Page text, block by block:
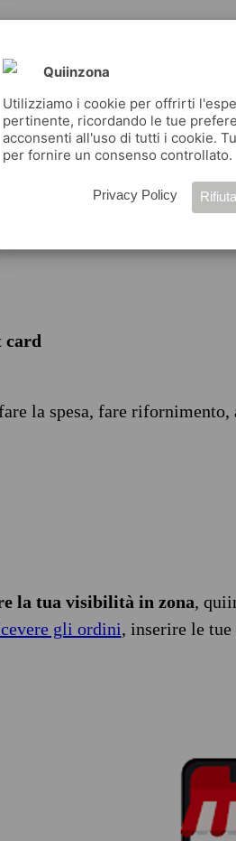
card
la spesa, fare
la tua visibilità in zona,
gli ordini, inserire le
Quiinzona
Utilizziamo i cookie per offrirti
pertinente, ricordando le tue
acconsenti all'uso di tutti i cookie.
per fornire un consenso controllato.
Rifiuta
Privacy Policy